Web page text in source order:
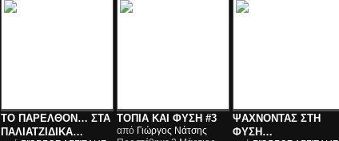
ΤΟ ΠΑΡΕΛΘΟΝ… ΣΤΑ
ΠΑΛΙΑΤΖΙΔΙΚΑ…
ΤΟΠΙΑ ΚΑΙ ΦΥΣΗ #3
από Γιώργος Νάτσης
ΨΑΧΝΟΝΤΑΣ ΣΤΗ
ΦΥΣΗ…